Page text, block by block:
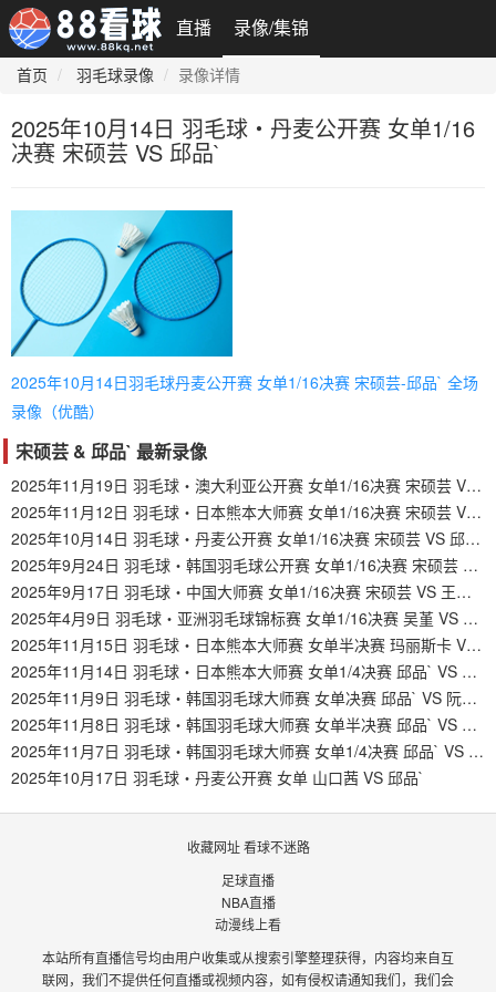
直播 录像/集锦
首页 羽毛球录像 录像详情
2025年10月14日 羽毛球・丹麦公开赛 女单1/16
决赛 宋硕芸 VS 邱品`
2025年10月14日羽毛球丹麦公开赛 女单1/16决赛 宋硕芸-邱品` 全场
录像（优酷）
宋硕芸 & 邱品` 最新录像
2025年11月19日 羽毛球・澳大利亚公开赛 女单1/16决赛 宋硕芸 VS 瓦尔达尼
2025年11月12日 羽毛球・日本熊本大师赛 女单1/16决赛 宋硕芸 VS 宫崎友花
2025年10月14日 羽毛球・丹麦公开赛 女单1/16决赛 宋硕芸 VS 邱品`
2025年9月24日 羽毛球・韩国羽毛球公开赛 女单1/16决赛 宋硕芸 VS 山口茜
2025年9月17日 羽毛球・中国大师赛 女单1/16决赛 宋硕芸 VS 王祉怡
2025年4月9日 羽毛球・亚洲羽毛球锦标赛 女单1/16决赛 吴堇 VS 宋硕芸
2025年11月15日 羽毛球・日本熊本大师赛 女单半决赛 玛丽斯卡 VS 邱品`
2025年11月14日 羽毛球・日本熊本大师赛 女单1/4决赛 邱品` VS S宥薰
2025年11月9日 羽毛球・韩国羽毛球大师赛 女单决赛 邱品` VS 阮翠玲
2025年11月8日 羽毛球・韩国羽毛球大师赛 女单半决赛 邱品` VS 普拉蒂维
2025年11月7日 羽毛球・韩国羽毛球大师赛 女单1/4决赛 邱品` VS 高桥明日香
2025年10月17日 羽毛球・丹麦公开赛 女单 山口茜 VS 邱品`
收藏网址 看球不迷路
足球直播
NBA直播
动漫线上看
本站所有直播信号均由用户收集或从搜索引擎整理获得，内容均来自互
联网，我们不提供任何直播或视频内容，如有侵权请通知我们，我们会